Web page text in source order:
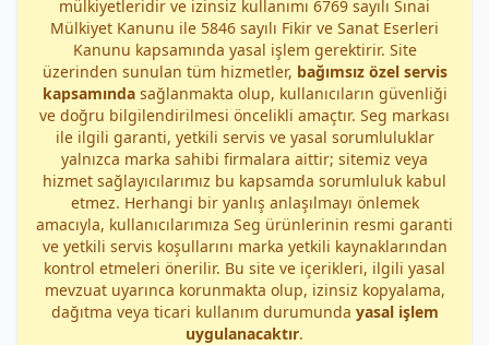
mülkiyetleridir ve izinsiz kullanımı 6769 sayılı Sınai
Mülkiyet Kanunu ile 5846 sayılı Fikir ve Sanat Eserleri
Kanunu kapsamında yasal işlem gerektirir. Site
üzerinden sunulan tüm hizmetler, bağımsız özel servis
kapsamındasağlanmakta olup, kullanıcıların güvenliği
ve doğru bilgilendirilmesi öncelikli amaçtır. Seg markası
ile ilgili garanti, yetkili servis ve yasal sorumluluklar
yalnızca marka sahibi firmalara aittir; sitemiz veya
hizmet sağlayıcılarımız bu kapsamda sorumluluk kabul
etmez. Herhangi bir yanlış anlaşılmayı önlemek
amacıyla, kullanıcılarımıza Seg ürünlerinin resmi garanti
ve yetkili servis koşullarını marka yetkili kaynaklarından
kontrol etmeleri önerilir. Bu site ve içerikleri, ilgili yasal
mevzuat uyarınca korunmakta olup, izinsiz kopyalama,
dağıtma veya ticari kullanım durumunda yasal işlem
uygulanacaktır.